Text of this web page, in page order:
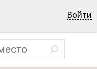
Войти